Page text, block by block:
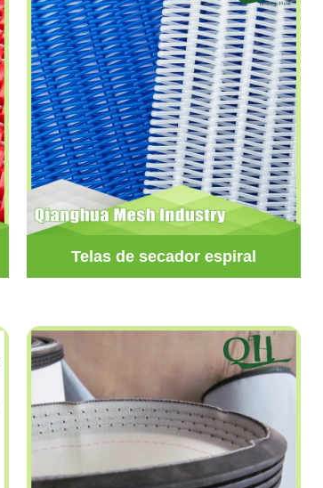
Telas de secador espiral